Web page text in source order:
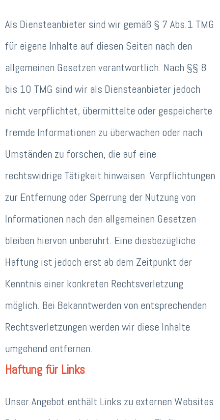
Als Diensteanbieter sind wir gemäß § 7 Abs.1 TMG
für eigene Inhalte auf diesen Seiten nach den
allgemeinen Gesetzen verantwortlich. Nach §§ 8
bis 10 TMG sind wir als Diensteanbieter jedoch
nicht verpflichtet, übermittelte oder gespeicherte
fremde Informationen zu überwachen oder nach
Umständen zu forschen, die auf eine
rechtswidrige Tätigkeit hinweisen. Verpflichtungen
zur Entfernung oder Sperrung der Nutzung von
Informationen nach den allgemeinen Gesetzen
bleiben hiervon unberührt. Eine diesbezügliche
Haftung ist jedoch erst ab dem Zeitpunkt der
Kenntnis einer konkreten Rechtsverletzung
möglich. Bei Bekanntwerden von entsprechenden
Rechtsverletzungen werden wir diese Inhalte
umgehend entfernen.
Haftung für Links
Unser Angebot enthält Links zu externen Websites